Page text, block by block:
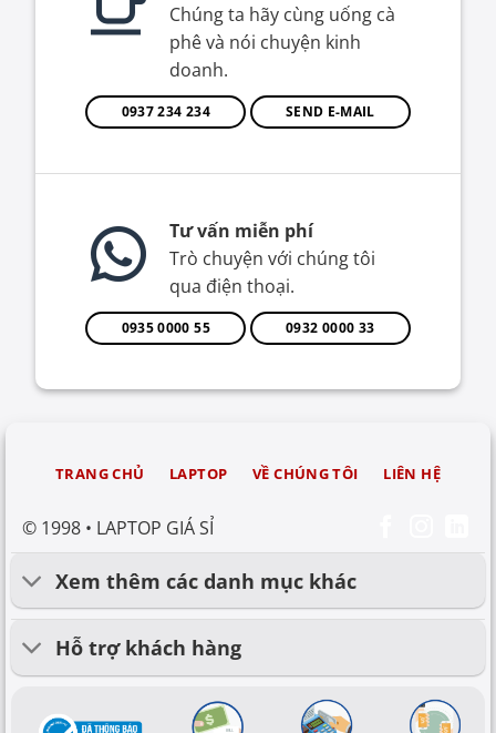
Chúng ta hãy cùng uống cà
phê và nói chuyện kinh
doanh.
0937 234 234 SEND E-MAIL
Tư vấn miễn phí
Trò chuyện với chúng tôi
qua điện thoại.
0935 0000 55 0932 0000 33
© 1998 • LAPTOP GIÁ SỈ
TRANG CHỦ LAPTOP VỀ CHÚNG TÔI LIÊN HỆ
Xem thêm các danh mục khác
Hỗ trợ khách hàng